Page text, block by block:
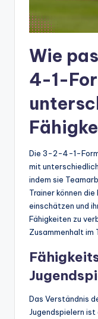
Wie
4-1-
Die 3-2-4-1-
mit
indem sie
Trainer können
einschätzen und
Fähigkeiten zu
Zusammenhalt im
Das Verständnis
Jugendspielern